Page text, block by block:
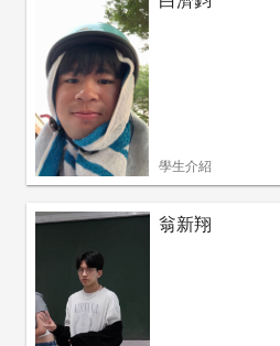
學生介紹
翁新翔